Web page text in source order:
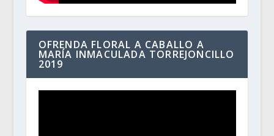
OFRENDA FLORAL A CABALLO A
MARÍA INMACULADA TORREJONCILLO
2019